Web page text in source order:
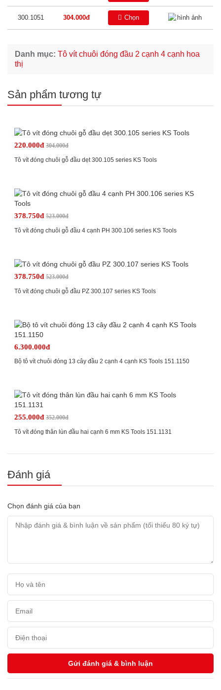
300.1051 304.000đ Chọn
Danh mục: Tô vít chuôi đóng đầu 2 cạnh 4 cạnh hoa
thị
Sản phẩm tương tự
220.000đ 304.000đ
Tô vít đóng chuôi gỗ đầu dẹt 300.105 series KS Tools
378.750đ 523.000đ
Tô vít đóng chuôi gỗ đầu 4 cạnh PH 300.106 series KS Tools
378.750đ 523.000đ
Tô vít đóng chuôi gỗ đầu PZ 300.107 series KS Tools
6.300.000đ
Bộ tô vít chuôi đóng 13 cây đầu 2 cạnh 4 cạnh KS Tools 151.1150
255.000đ 352.000đ
Tô vít đóng thân lùn đầu hai cạnh 6 mm KS Tools 151.1131
Đánh giá
Chọn đánh giá của bạn